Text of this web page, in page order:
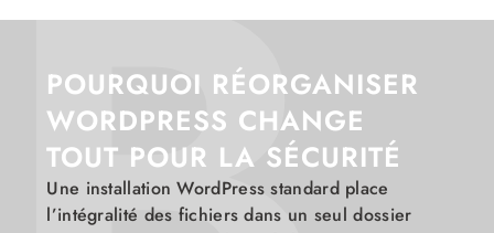
POURQUOI RÉORGANISER
WORDPRESS CHANGE
TOUT POUR LA SÉCURITÉ
Une installation WordPress standard place
l’intégralité des fichiers dans un seul dossier